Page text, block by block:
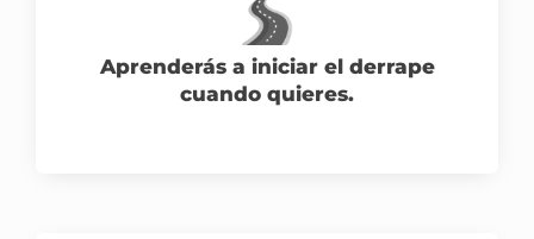
Aprenderás a iniciar el derrape
cuando quieres.